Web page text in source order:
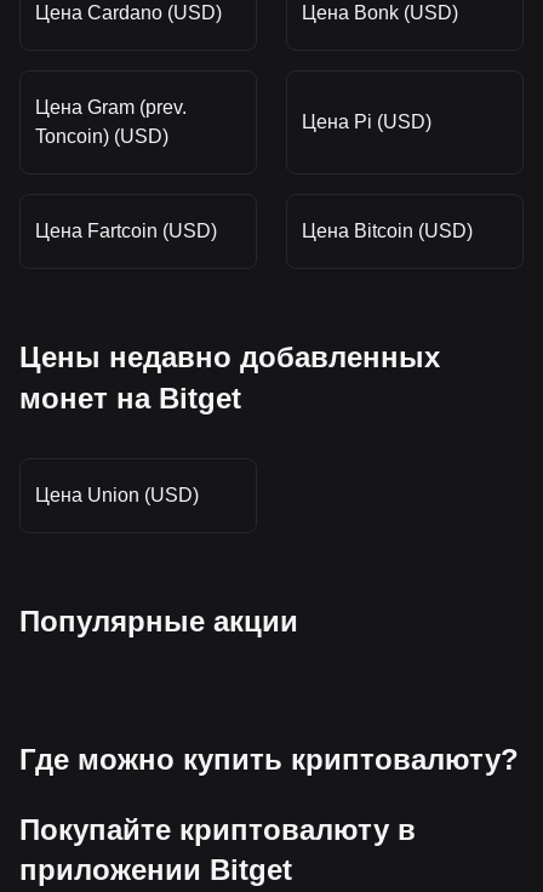
Цена Cardano (USD) Цена Bonk (USD)
Цена Gram (prev.
Toncoin) (USD)
Цена Pi (USD)
Цена Fartcoin (USD) Цена Bitcoin (USD)
Цены недавно добавленных
монет на Bitget
Цена Union (USD)
Популярные акции
Где можно купить криптовалюту?
Покупайте криптовалюту в
приложении Bitget